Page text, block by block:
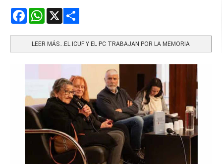
FacebookWhatsApp
LEER MÁS…EL ICUF Y EL PC TRABAJAN POR LA MEMORIA